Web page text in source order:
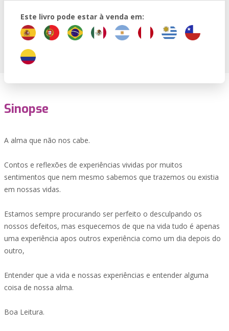
Este livro pode estar à venda em:
Sinopse
A alma que não nos cabe.
Contos e reflexões de experiências vividas por muitos
sentimentos que nem mesmo sabemos que trazemos ou existia
em nossas vidas.
Estamos sempre procurando ser perfeito o desculpando os
nossos defeitos, mas esquecemos de que na vida tudo é apenas
uma experiência apos outros experiência como um dia depois do
outro,
Entender que a vida e nossas experiências e entender alguma
coisa de nossa alma.
Boa Leitura.